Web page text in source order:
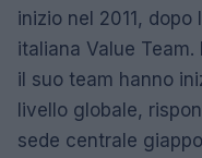
inizio nel 2011, dopo
italiana Value
il suo team hanno
livello globale,
sede centrale